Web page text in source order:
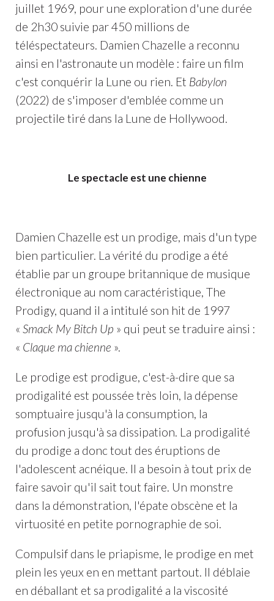
juillet 1969, pour une exploration d'une durée
de 2h30 suivie par 450 millions de
téléspectateurs. Damien Chazelle a reconnu
ainsi en l'astronaute un modèle : faire un film
c'est conquérir la Lune ou rien. Et Babylon
(2022) de s'imposer d'emblée comme un
projectile tiré dans la Lune de Hollywood.
Le spectacle est une chienne
Damien Chazelle est un prodige, mais d'un type
bien particulier. La vérité du prodige a été
établie par un groupe britannique de musique
électronique au nom caractéristique, The
Prodigy, quand il a intitulé son hit de 1997
« Smack My Bitch Up » qui peut se traduire ainsi :
« Claque ma chienne ».
Le prodige est prodigue, c'est-à-dire que sa
prodigalité est poussée très loin, la dépense
somptuaire jusqu'à la consumption, la
profusion jusqu'à sa dissipation. La prodigalité
du prodige a donc tout des éruptions de
l'adolescent acnéique. Il a besoin à tout prix de
faire savoir qu'il sait tout faire. Un monstre
dans la démonstration, l'épate obscène et la
virtuosité en petite pornographie de soi.
Compulsif dans le priapisme, le prodige en met
plein les yeux en en mettant partout. Il déblaie
en déballant et sa prodigalité a la viscosité